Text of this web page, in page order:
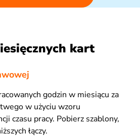
kart
godzin w miesiącu za
w użyciu wzoru
czasu pracy. Pobierz szablony,
łączy.